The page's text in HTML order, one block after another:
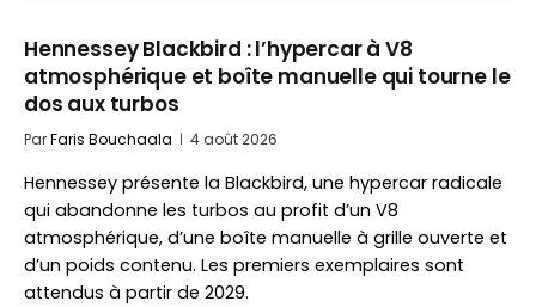
Hennessey Blackbird : l’hypercar à V8
atmosphérique et boîte manuelle qui tourne le
dos aux turbos
ParFaris Bouchaala 4 août 2026
Hennessey présente la Blackbird, une hypercar radicale
qui abandonne les turbos au profit d’un V8
atmosphérique, d’une boîte manuelle à grille ouverte et
d’un poids contenu. Les premiers exemplaires sont
attendus à partir de 2029.